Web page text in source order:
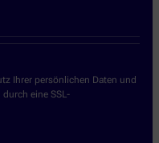
Ihrer persönlichen Daten und
eine SSL-